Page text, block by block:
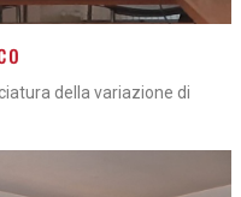
della variazione di